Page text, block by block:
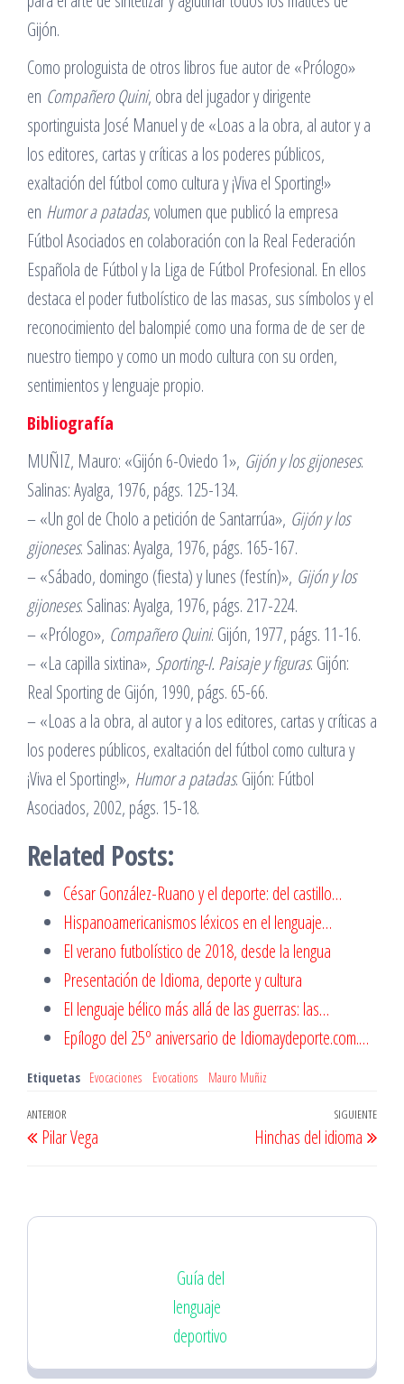
Gijón.
Como prologuista de otros libros fue autor de «Prólogo»
en Compañero Quini, obra del jugador y dirigente
sportinguista José Manuel y de «Loas a la obra, al autor y a
los editores, cartas y críticas a los poderes públicos,
exaltación del fútbol como cultura y ¡Viva el Sporting!»
en Humor a patadas, volumen que publicó la empresa
Fútbol Asociados en colaboración con la Real Federación
Española de Fútbol y la Liga de Fútbol Profesional. En ellos
destaca el poder futbolístico de las masas, sus símbolos y el
reconocimiento del balompié como una forma de de ser de
nuestro tiempo y como un modo cultura con su orden,
sentimientos y lenguaje propio.
Bibliografía
MUÑIZ, Mauro: «Gijón 6-Oviedo 1», Gijón y los gijoneses.
Salinas: Ayalga, 1976, págs. 125-134.
– «Un gol de Cholo a petición de Santarrúa», Gijón y los
gijoneses. Salinas: Ayalga, 1976, págs. 165-167.
– «Sábado, domingo (fiesta) y lunes (festín)», Gijón y los
gijoneses. Salinas: Ayalga, 1976, págs. 217-224.
– «Prólogo», Compañero Quini. Gijón, 1977, págs. 11-16.
– «La capilla sixtina», Sporting-I. Paisaje y figuras. Gijón:
Real Sporting de Gijón, 1990, págs. 65-66.
– «Loas a la obra, al autor y a los editores, cartas y críticas a
los poderes públicos, exaltación del fútbol como cultura y
¡Viva el Sporting!», Humor a patadas. Gijón: Fútbol
Asociados, 2002, págs. 15-18.
Related Posts:
César González-Ruano y el deporte: del castillo…
Hispanoamericanismos léxicos en el lenguaje…
El verano futbolístico de 2018, desde la lengua
Presentación de Idioma, deporte y cultura
El lenguaje bélico más allá de las guerras: las…
Epílogo del 25º aniversario de Idiomaydeporte.com.…
Etiquetas Evocaciones Evocations Mauro Muñiz
Navegación
de
Entrada
anterior
ANTERIOR
Pilar Vega
SIGUIENTE
Hinchas del idioma
Guía del
lenguaje
deportivo